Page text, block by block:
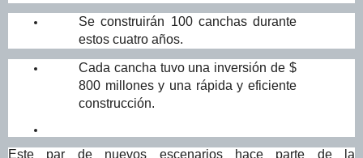
Se construirán 100 canchas durante
estos cuatro años.
Cada cancha tuvo una inversión de $
800 millones y una rápida y eficiente
construcción.
Este par de nuevos escenarios hace parte de la